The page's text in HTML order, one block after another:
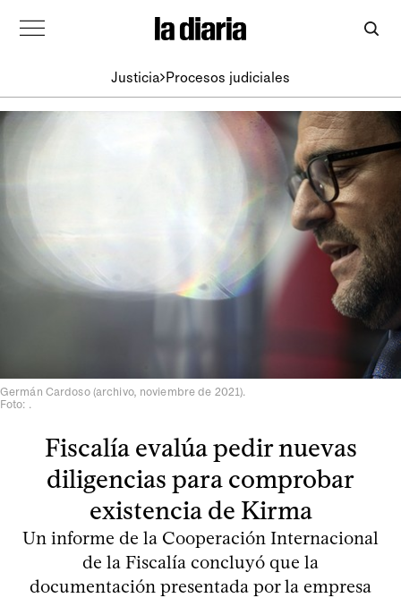
Justicia Procesos judiciales
Germán Cardoso (archivo, noviembre de 2021).
Foto: .
Fiscalía evalúa pedir nuevas
diligencias para comprobar
existencia de Kirma
Un informe de la Cooperación Internacional
de la Fiscalía concluyó que la
documentación presentada por la empresa